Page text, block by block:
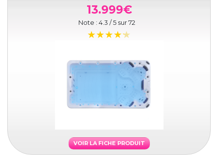
13.999€
Note : 4.3 / 5 sur72
VOIR LA FICHE PRODUIT